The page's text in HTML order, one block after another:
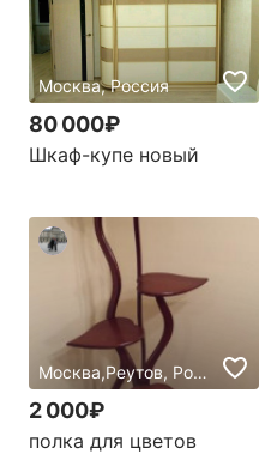
Москва, Россия
80 000₽
Шкаф-купе новый
Москва,Реутов, Россия
2 000₽
полка для цветов